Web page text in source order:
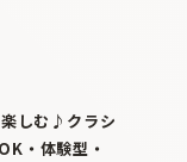
しむ♪クラシ
・体験型・